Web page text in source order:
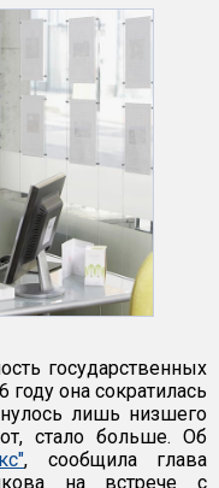
государственных
она сократилась
лишь низшего
стало больше. Об
, сообщила глава
на встрече с